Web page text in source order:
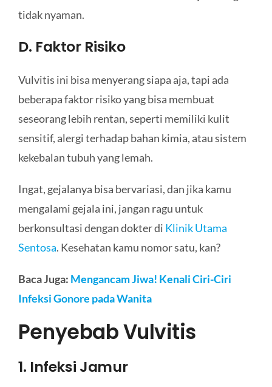
tidak nyaman.
D. Faktor Risiko
Vulvitis ini bisa menyerang siapa aja, tapi ada
beberapa faktor risiko yang bisa membuat
seseorang lebih rentan, seperti memiliki kulit
sensitif, alergi terhadap bahan kimia, atau sistem
kekebalan tubuh yang lemah.
Ingat, gejalanya bisa bervariasi, dan jika kamu
mengalami gejala ini, jangan ragu untuk
berkonsultasi dengan dokter di Klinik Utama
Sentosa. Kesehatan kamu nomor satu, kan?
Baca Juga: Mengancam Jiwa! Kenali Ciri-Ciri
Infeksi Gonore pada Wanita
Penyebab Vulvitis
1. Infeksi Jamur